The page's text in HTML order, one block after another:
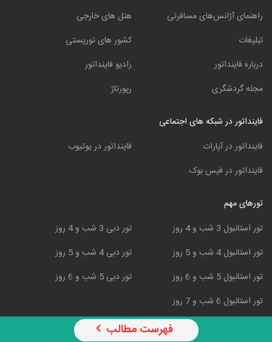
راهنمای آژانس‌های مسافرتی
تبلیغات
درباره فاینداتور
مجله گردشگری
هتل های خارجی
کشور های توریستی
رادیو فاینداتور
رپورتاژ
فاینداتور در شبکه های اجتماعی
فاینداتور در آپارات
فاینداتور در فیس بوک
فاینداتور در یوتیوب
تورهای مهم
تور استانبول 3 شب و 4 روز
تور استانبول 4 شب و 5 روز
تور استانبول 5 شب و 6 روز
تور استانبول 6 شب و 7 روز
تور دبی 3 شب و 4 روز
تور دبی 4 شب و 5 روز
تور دبی 5 شب و 6 روز